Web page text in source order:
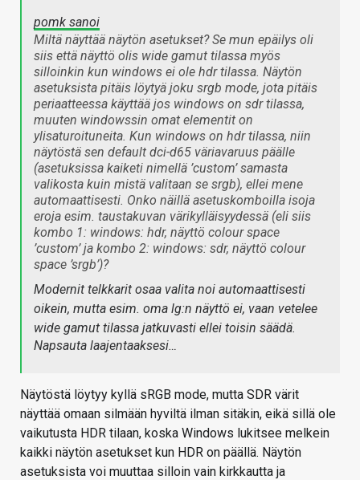
pomk sanoi
Miltä näyttää näytön asetukset? Se mun epäilys oli
siis että näyttö olis wide gamut tilassa myös
silloinkin kun windows ei ole hdr tilassa. Näytön
asetuksista pitäis löytyä joku srgb mode, jota pitäis
periaatteessa käyttää jos windows on sdr tilassa,
muuten windowssin omat elementit on
ylisaturoituneita. Kun windows on hdr tilassa, niin
näytöstä sen default dci-d65 väriavaruus päälle
(asetuksissa kaiketi nimellä ’custom’ samasta
valikosta kuin mistä valitaan se srgb), ellei mene
automaattisesti. Onko näillä asetuskomboilla isoja
eroja esim. taustakuvan värikylläisyydessä (eli siis
kombo 1: windows: hdr, näyttö colour space
’custom’ ja kombo 2: windows: sdr, näyttö colour
space ’srgb’)?
Modernit telkkarit osaa valita noi automaattisesti
oikein, mutta esim. oma lg:n näyttö ei, vaan vetelee
wide gamut tilassa jatkuvasti ellei toisin säädä.
Napsauta laajentaaksesi…
Näytöstä löytyy kyllä sRGB mode, mutta SDR värit
näyttää omaan silmään hyviltä ilman sitäkin, eikä sillä ole
vaikutusta HDR tilaan, koska Windows lukitsee melkein
kaikki näytön asetukset kun HDR on päällä. Näytön
asetuksista voi muuttaa silloin vain kirkkautta ja